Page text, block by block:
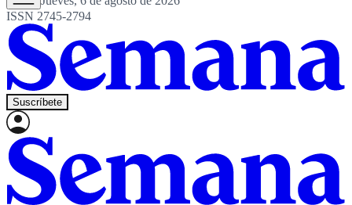
ISSN 2745-2794
Suscríbete